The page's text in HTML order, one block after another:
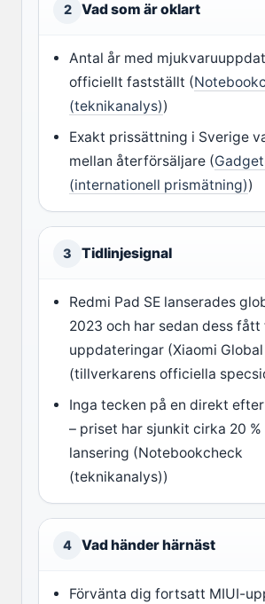
2 Vad som är oklart
Antal år med
officiellt fastställt (
(teknikanalys))
Exakt prissättning i Sverige
mellan återförsäljare (
(internationell prismätning))
3 Tidlinjesignal
Redmi Pad SE lanserades
2023 och har sedan dess fått
uppdateringar (Xiaomi Global
(tillverkarens officiella
Inga tecken på en direkt
– priset har sjunkit cirka 20 %
lansering (Notebookcheck
(teknikanalys))
4 Vad händer härnäst
Förvänta dig fortsatt MIUI-